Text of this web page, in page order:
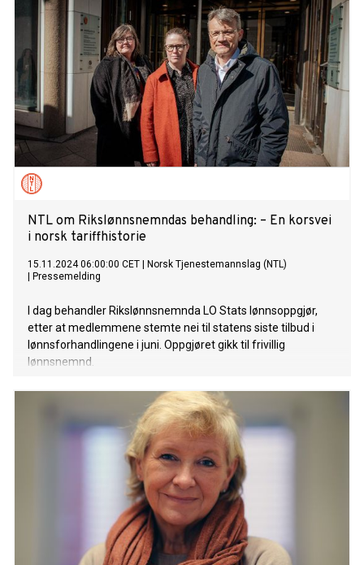
NTL om Rikslønnsnemndas behandling: – En korsvei
i norsk tariffhistorie
15.11.2024 06:00:00 CET
Norsk Tjenestemannslag (NTL)
Pressemelding
I dag behandler Rikslønnsnemnda LO Stats lønnsoppgjør,
etter at medlemmene stemte nei til statens siste tilbud i
lønnsforhandlingene i juni. Oppgjøret gikk til frivillig
lønnsnemnd.